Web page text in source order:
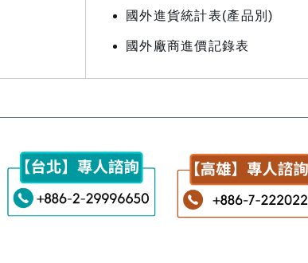
國外進貨統計表(產品別)
國外廠商進價記錄表